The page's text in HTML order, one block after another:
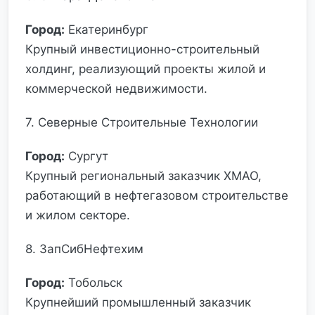
Город: Екатеринбург
Крупный инвестиционно-строительный
холдинг, реализующий проекты жилой и
коммерческой недвижимости.
7. Северные Строительные Технологии
Город: Сургут
Крупный региональный заказчик ХМАО,
работающий в нефтегазовом строительстве
и жилом секторе.
8. ЗапСибНефтехим
Город: Тобольск
Крупнейший промышленный заказчик